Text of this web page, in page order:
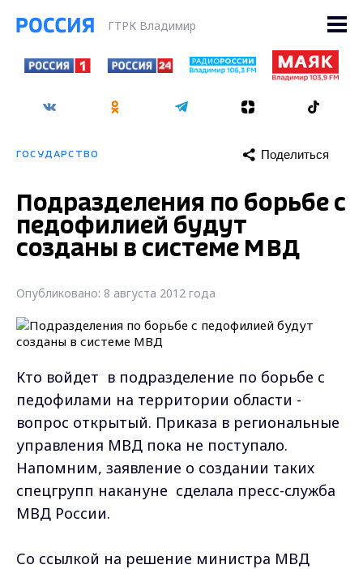
ГТРК Владимир
ГОСУДАРСТВО Поделиться
Подразделения по борьбе с
педофилией будут
созданы в системе МВД
Опубликовано: 8 августа 2012 года
Кто войдет в подразделение по борьбе с
педофилами на территории области -
вопрос открытый. Приказа в региональные
управления МВД пока не поступало.
Напомним, заявление о создании таких
спецгрупп накануне сделала пресс-служба
МВД России.
Со ссылкой на решение министра МВД